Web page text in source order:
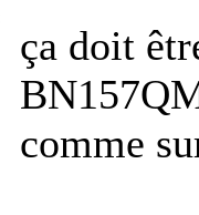
ça doit
comme